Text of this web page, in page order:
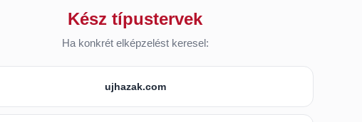
Kész típustervek
Ha konkrét elképzelést keresel:
ujhazak.com